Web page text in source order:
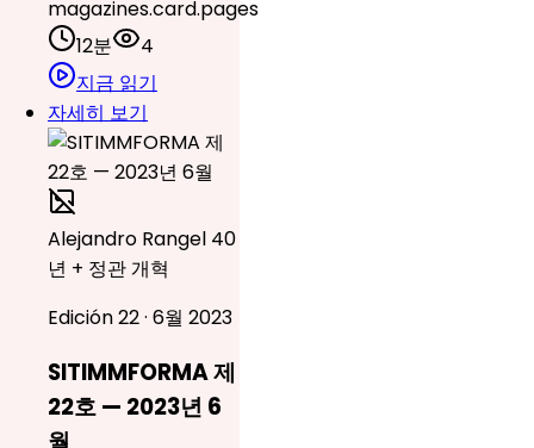
magazines.card.pages
12분
4
지금 읽기
자세히 보기
Alejandro Rangel 40
년 + 정관 개혁
Edición 22 · 6월 2023
SITIMMFORMA 제
22호 — 2023년 6